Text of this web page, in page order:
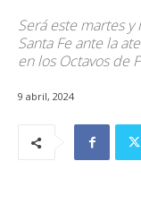
Será este martes
Santa Fe ante la
en los Octavos de
9 abril, 2024